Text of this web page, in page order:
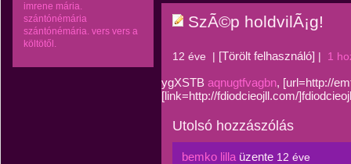
imrene mária.
szántónémária
szántónémária. vers vers a
költötől.
SzÃ©p holdvilÃ¡g!
12 éve | [Törölt felhasználó] | 1
ygXSTB aqnugtfvagbn, [url=http://
[link=http://fdiodcieojll.com/
Utolsó hozzászólás
bemko lilla üzente 12 éve